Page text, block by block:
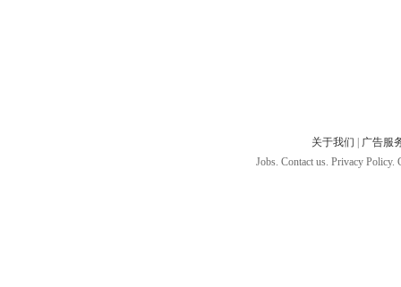
关于我们
广告服
Jobs. Contact us. Privacy